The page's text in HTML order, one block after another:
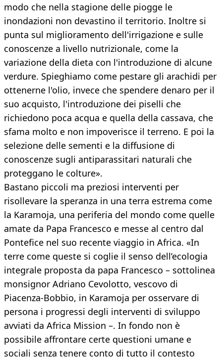
modo che nella stagione delle piogge le
inondazioni non devastino il territorio. Inoltre si
punta sul miglioramento dell'irrigazione e sulle
conoscenze a livello nutrizionale, come la
variazione della dieta con l'introduzione di alcune
verdure. Spieghiamo come pestare gli arachidi per
ottenerne l'olio, invece che spendere denaro per il
suo acquisto, l'introduzione dei piselli che
richiedono poca acqua e quella della cassava, che
sfama molto e non impoverisce il terreno. E poi la
selezione delle sementi e la diffusione di
conoscenze sugli antiparassitari naturali che
proteggano le colture».
Bastano piccoli ma preziosi interventi per
risollevare la speranza in una terra estrema come
la Karamoja, una periferia del mondo come quelle
amate da Papa Francesco e messe al centro dal
Pontefice nel suo recente viaggio in Africa. «In
terre come queste si coglie il senso dell’ecologia
integrale proposta da papa Francesco – sottolinea
monsignor Adriano Cevolotto, vescovo di
Piacenza-Bobbio, in Karamoja per osservare di
persona i progressi degli interventi di sviluppo
avviati da Africa Mission –. In fondo non è
possibile affrontare certe questioni umane e
sociali senza tenere conto di tutto il contesto